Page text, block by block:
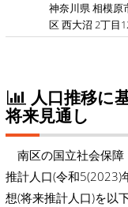
神奈川県 相模原
区 西大沼 2丁目
人口推移に
将来見通し
南区の国立社会保
推計人口(令和5(2023)
想(将来推計人口)を以